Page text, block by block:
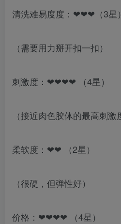
清洗难易度度：❤❤❤（3星）
（需要用力掰开扣一扣）
刺激度：❤❤❤❤ （4星）
（接近肉色胶体的最高刺激
柔软度：❤❤ （2星）
（很硬，但弹性好）
价格：❤❤❤❤ （4星）